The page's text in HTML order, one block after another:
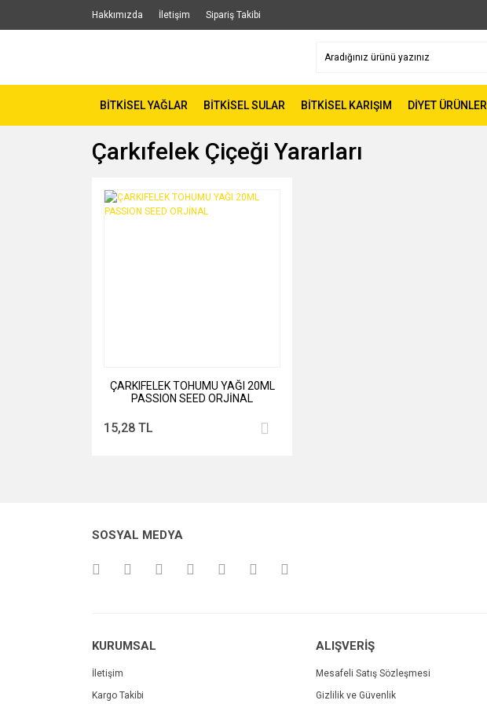
Hakkımızda İletişim Sipariş Takibi
BİTKİSEL YAĞLAR BİTKİSEL SULAR BİTKİSEL KARIŞIM DİYET ÜRÜNLER
Çarkıfelek Çiçeği Yararları
ÇARKIFELEK TOHUMU YAĞI 20ML
PASSION SEED ORJİNAL
15,28 TL
SOSYAL MEDYA
KURUMSAL
İletişim
Kargo Takibi
ALIŞVERİŞ
Mesafeli Satış Sözleşmesi
Gizlilik ve Güvenlik